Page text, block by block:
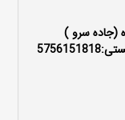
بلوار دانشگاه (جاده سرو )